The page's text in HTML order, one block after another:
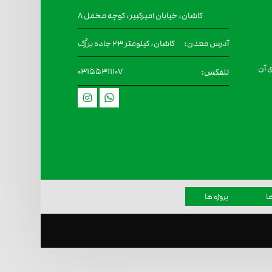
آن
کاشان، خیابان امیرکبیر، کوچه مخمل ۸
آدرس معدن: کاشان، کیلومتر 23 جاده برزُک
تلفکس: ۰۳۱۵۵۳۱۱۱۰۷
پروژه ها